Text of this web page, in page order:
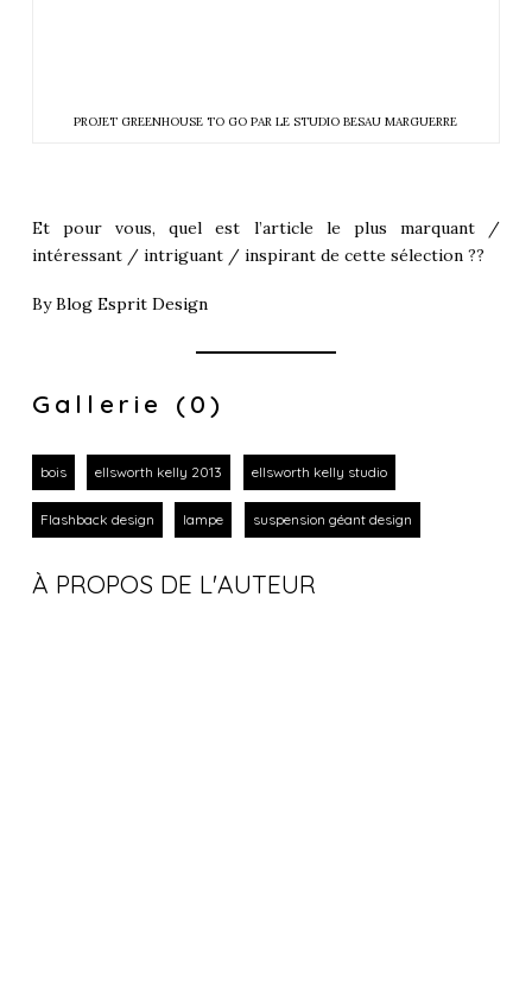
PROJET GREENHOUSE TO GO PAR LE STUDIO BESAU MARGUERRE
Et pour vous, quel est l’article le plus marquant /
intéressant / intriguant / inspirant de cette sélection ??
ByBlog Esprit Design
Gallerie (0)
bois ellsworth kelly 2013 ellsworth kelly studio
Flashback design lampe suspension géant design
À PROPOS DE L'AUTEUR